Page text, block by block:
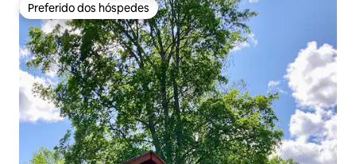
Preferido dos hóspedes
Preferido dos hóspedes